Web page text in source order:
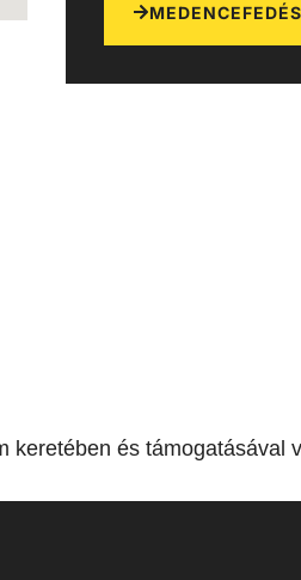
keretében és támogatásával